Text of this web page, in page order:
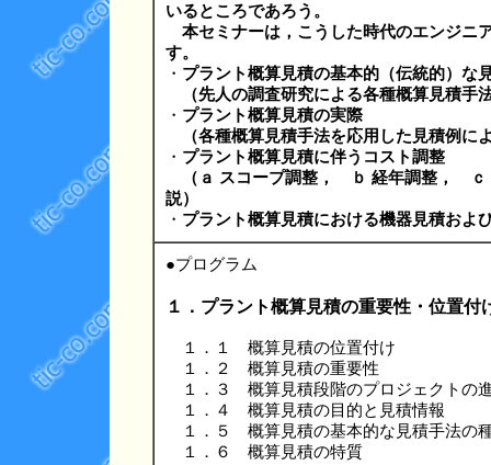
いるところであろう。
本セミナーは，こうした時代のエンジニ
す。
・ プラント概算見積の基本的（伝統的）な
（先人の調査研究による各種概算見積手
・ プラント概算見積の実際
（各種概算見積手法を応用した見積例に
・ プラント概算見積に伴うコスト調整
（ａ スコープ調整， ｂ 経年調整，
説）
・ プラント概算見積における機器見積およ
●プログラム
１．プラント概算見積の重要性・位置付
１．１ 概算見積の位置付け
１．２ 概算見積の重要性
１．３ 概算見積段階のプロジェクトの
１．４ 概算見積の目的と見積情報
１．５ 概算見積の基本的な見積手法の
１．６ 概算見積の特質